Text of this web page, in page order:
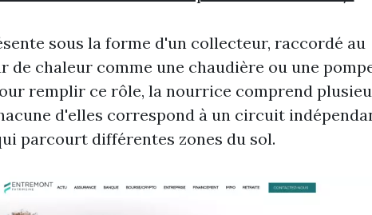
sous la forme d'un collecteur, raccordé au
de chaleur comme une chaudière ou une
remplir ce rôle, la nourrice comprend
d'elles correspond à un circuit
parcourt différentes zones du sol.